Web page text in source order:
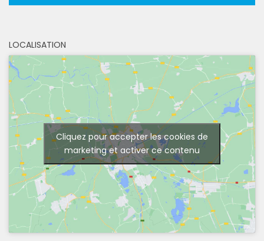
LOCALISATION
Cliquez pour accepter les cookies de
marketing et activer ce contenu